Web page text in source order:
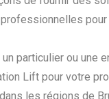
particulier ou une
Lift pour votre
les régions de